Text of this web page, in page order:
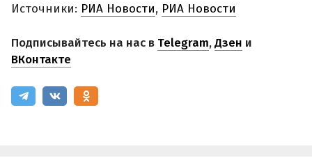
Источники: РИА Новости, РИА Новости
Подписывайтесь на нас в Telegram,Дзен и
ВКонтакте